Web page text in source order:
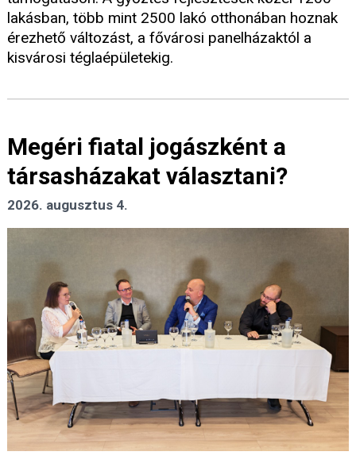
lakásban, több mint 2500 lakó otthonában hoznak
érezhető változást, a fővárosi panelházaktól a
kisvárosi téglaépületekig.
Megéri fiatal jogászként a
társasházakat választani?
2026. augusztus 4.